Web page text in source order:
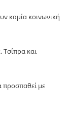
καμία κοινωνική
και
προσπαθεί με